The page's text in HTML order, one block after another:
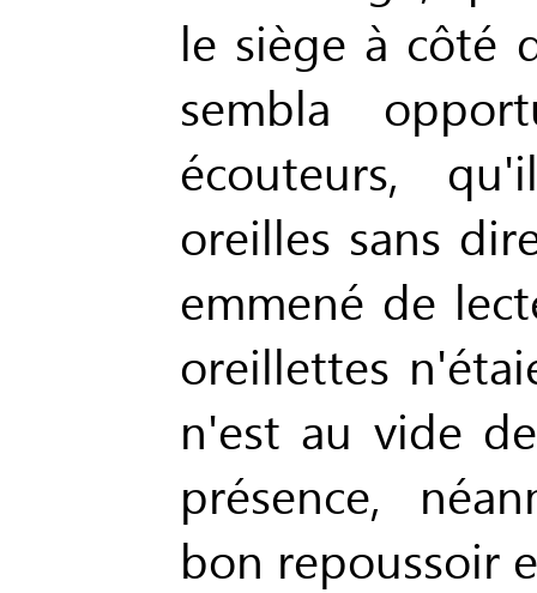
le siège à côté
sembla
écouteurs,
oreilles sans
emmené de
oreillettes
n'est au vide
présence,
bon repoussoir